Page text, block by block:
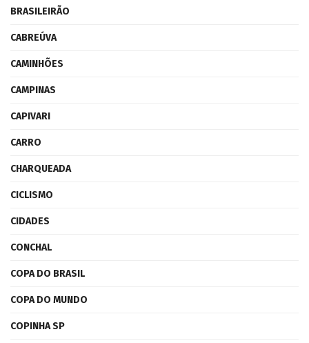
BRASILEIRÃO
CABREÚVA
CAMINHÕES
CAMPINAS
CAPIVARI
CARRO
CHARQUEADA
CICLISMO
CIDADES
CONCHAL
COPA DO BRASIL
COPA DO MUNDO
COPINHA SP